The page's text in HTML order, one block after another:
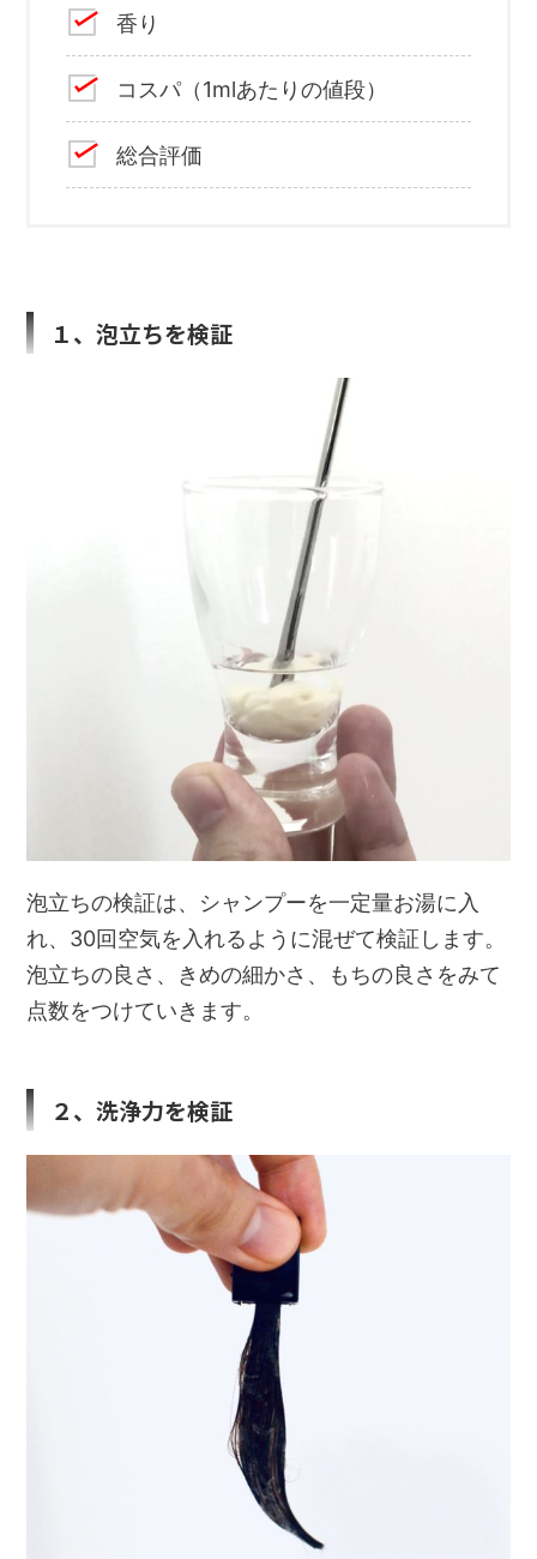
香り
コスパ（1mlあたりの値段）
総合評価
１、泡立ちを検証
泡立ちの検証は、シャンプーを一定量お湯に入
れ、30回空気を入れるように混ぜて検証します。
泡立ちの良さ、きめの細かさ、もちの良さをみて
点数をつけていきます。
２、洗浄力を検証